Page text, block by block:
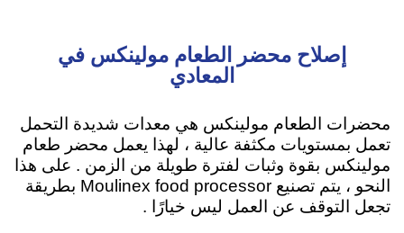
إصلاح محضر الطعام مولينكس في
المعادي
محضرات الطعام مولينكس هي معدات شديدة التحمل
تعمل بمستويات مكثفة عالية ، لهذا يعمل محضر طعام
مولينكس بقوة وثبات لفترة طويلة من الزمن . على هذا
النحو ، يتم تصنيع Moulinex food processor بطريقة
تجعل التوقف عن العمل ليس خيارًا .